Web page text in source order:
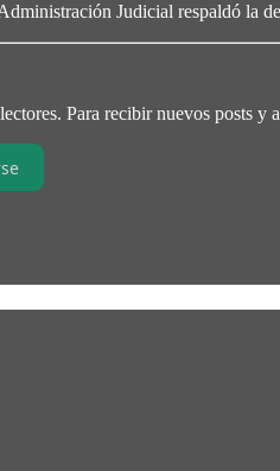
Judicial respaldó la
Para recibir nuevos posts